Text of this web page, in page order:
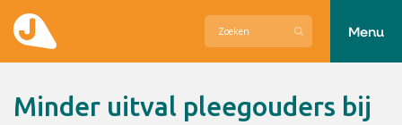
Menu
Minder uitval pleegouders bij